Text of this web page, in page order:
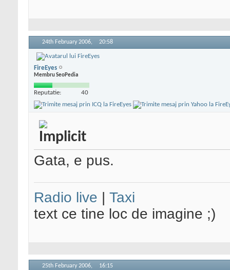
24th February 2006, 20:58
FireEyes
Membru SeoPedia
Reputatie: 40
Gata, e pus.
Radio live
Taxi
text ce tine loc de imagine ;)
25th February 2006, 16:15